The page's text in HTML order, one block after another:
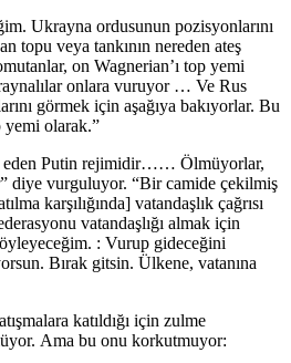
Ukrayna ordusunun pozisyonlarını
topu veya tankının nereden ateş
on Wagnerian’ı top yemi
onlara vuruyor … Ve Rus
görmek için aşağıya bakıyorlar. Bu
yemi olarak.”
eden Putin rejimidir…… Ölmüyorlar,
diye vurguluyor. “Bir camide çekilmiş
karşılığında] vatandaşlık çağrısı
vatandaşlığı almak için
: Vurup gideceğini
Bırak gitsin. Ülkene, vatanına
katıldığı için zulme
Ama bu onu korkutmuyor: